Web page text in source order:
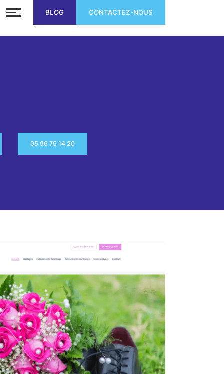
BLOG CONTACTEZ-NOUS
05 96 75 14 20